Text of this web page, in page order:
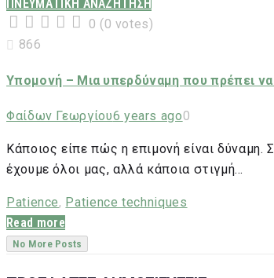
ΠΝΕΥΜΑΤΙΚΗ ΑΝΑΖΗΤΗΣΗ
2
1
0 (0 votes)
866
Υπομονή – Μια υπερδύναμη που πρέπει να
Φαίδων Γεωργίου6 years ago0
Κάποιος είπε πώς η επιμονή είναι
έχουμε όλοι μας, αλλά κάποια στιγμή…
Patience, Patience techniques
Read more
No More Posts